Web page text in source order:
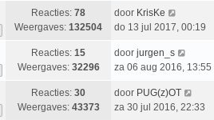
c
h
e
c
h
e
b
e
c
h
t
s
e
b
e
Reacties: 78
Weergaves: 132504
L
a
t
s
e
b
door KrisKe
do 13 jul 2017, 00:19
Reacties: 15
Weergaves: 32296
L
a
t
s
door jurgen_s
za 06 aug 2016, 13:55
Reacties: 30
Weergaves: 43373
L
a
door PUG(z)OT
za 30 jul 2016, 22:33